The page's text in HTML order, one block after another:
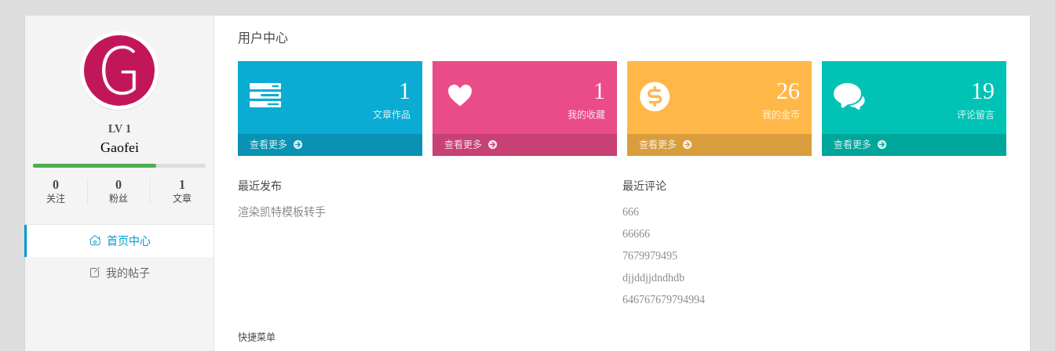
LV 1
Gaofei
0
关注
0
粉丝
1
文章
首页中心
我的帖子
用户中心
1
文章作品
查看更多
1
我的收藏
查看更多
26
我的金币
查看更多
19
评论留言
查看更多
最近发布
渲染凯特模板转手
最近评论
666
66666
7679979495
djjddjjdndhdb
646767679794994
快捷菜单